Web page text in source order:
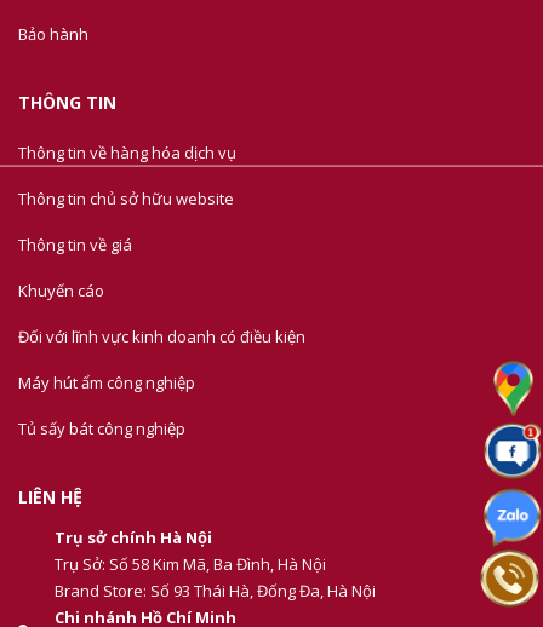
Bảo hành
THÔNG TIN
Thông tin về hàng hóa dịch vụ
Thông tin chủ sở hữu website
Thông tin về giá
Khuyến cáo
Đối với lĩnh vực kinh doanh có điều kiện
Máy hút ẩm công nghiệp
Tủ sấy bát công nghiệp
LIÊN HỆ
Trụ sở chính Hà Nội
Trụ Sở: Số 58 Kim Mã, Ba Đình, Hà Nội
Brand Store: Số 93 Thái Hà, Đống Đa, Hà Nội
Chi nhánh Hồ Chí Minh